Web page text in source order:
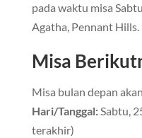
pada waktu misa
Agatha, Pennant Hills.
Misa
Misa bulan depan
Hari/Tanggal:Sabtu,
terakhir)